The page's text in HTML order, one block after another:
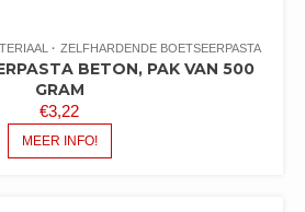
ZELFHARDENDE BOETSEERPASTA
BETON, PAK VAN 500
GRAM
€3,22
MEER INFO!